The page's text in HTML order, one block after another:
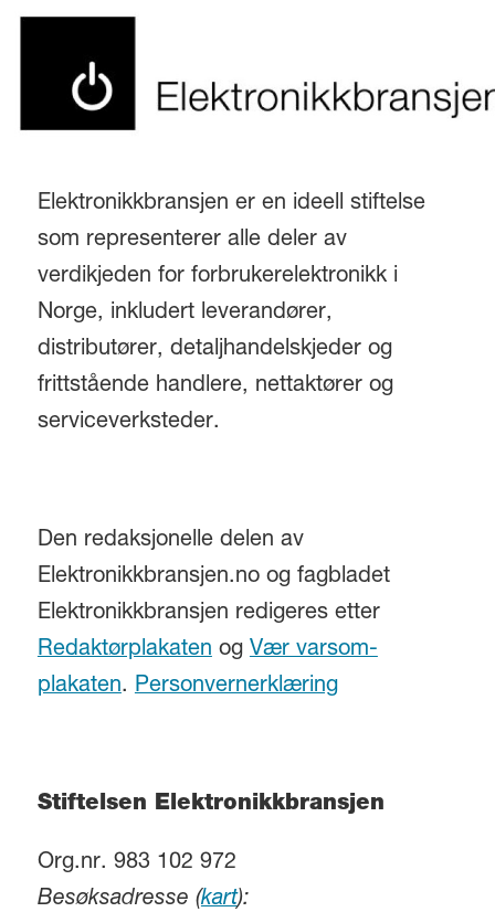
Elektronikkbransjen er en ideell stiftelse
som representerer alle deler av
verdikjeden for forbrukerelektronikk i
Norge, inkludert leverandører,
distributører, detaljhandelskjeder og
frittstående handlere, nettaktører og
serviceverksteder.
Den redaksjonelle delen av
Elektronikkbransjen.no og fagbladet
Elektronikkbransjen redigeres etter
Redaktørplakaten og Vær varsom-
plakaten. Personvernerklæring
Stiftelsen Elektronikkbransjen
Org.nr. 983 102 972
Besøksadresse (kart):